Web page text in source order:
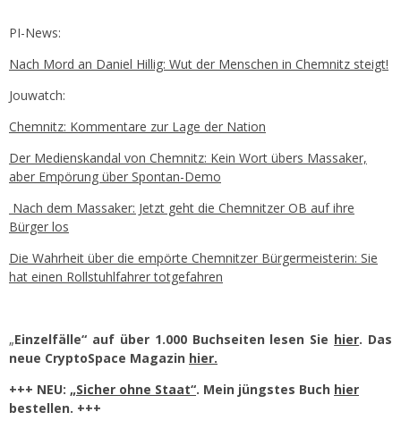
PI-News:
Nach Mord an Daniel Hillig: Wut der Menschen in Chemnitz steigt!
Jouwatch:
Chemnitz: Kommentare zur Lage der Nation
Der Medienskandal von Chemnitz: Kein Wort übers Massaker,
aber Empörung über Spontan-Demo
Nach dem Massaker: Jetzt geht die Chemnitzer OB auf ihre
Bürger los
Die Wahrheit über die empörte Chemnitzer Bürgermeisterin: Sie
hat einen Rollstuhlfahrer totgefahren
„Einzelfälle“ auf über 1.000 Buchseiten lesen Sie hier. Das
neue CryptoSpace Magazin hier.
+++ NEU: „Sicher ohne Staat“. Mein jüngstes Buch hier
bestellen. +++